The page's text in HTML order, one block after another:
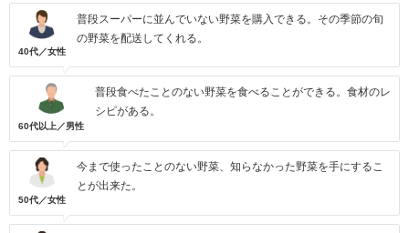
40代／女性
普段スーパーに並んでいない野菜を購入できる。その季節の旬
の野菜を配送してくれる。
60代以上／男性
普段食べたことのない野菜を食べることができる。食材のレ
シピがある。
50代／女性
今まで使ったことのない野菜、知らなかった野菜を手にするこ
とが出来た。